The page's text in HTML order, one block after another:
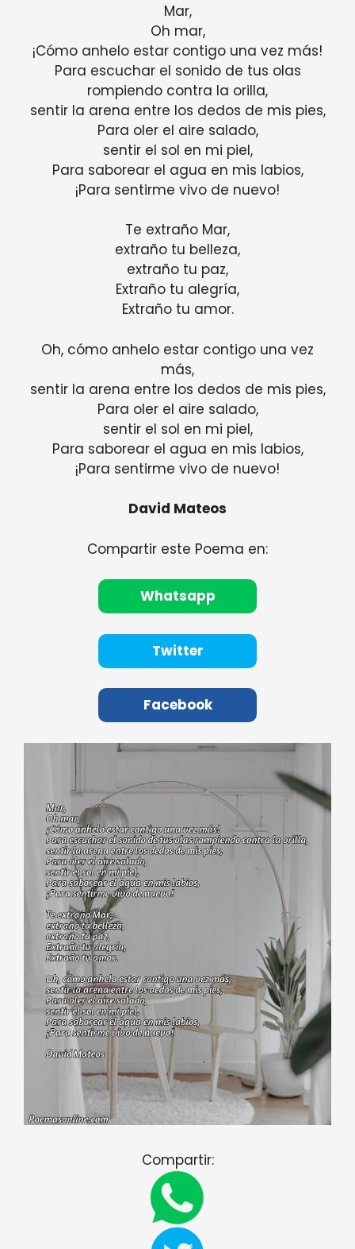
Mar,
Oh mar,
¡Cómo anhelo estar contigo una vez más!
Para escuchar el sonido de tus olas
rompiendo contra la orilla,
sentir la arena entre los dedos de mis pies,
Para oler el aire salado,
sentir el sol en mi piel,
Para saborear el agua en mis labios,
¡Para sentirme vivo de nuevo!
Te extraño Mar,
extraño tu belleza,
extraño tu paz,
Extraño tu alegría,
Extraño tu amor.
Oh, cómo anhelo estar contigo una vez
más,
sentir la arena entre los dedos de mis pies,
Para oler el aire salado,
sentir el sol en mi piel,
Para saborear el agua en mis labios,
¡Para sentirme vivo de nuevo!
David Mateos
Compartir este Poema en:
Whatsapp
Twitter
Facebook
Compartir: